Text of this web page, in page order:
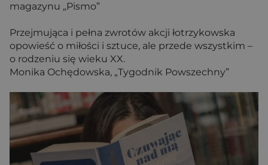
magazynu „Pismo”
Przejmująca i pełna zwrotów akcji łotrzykowska
opowieść o miłości i sztuce, ale przede wszystkim –
o rodzeniu się wieku XX.
Monika Ochędowska, „Tygodnik Powszechny”